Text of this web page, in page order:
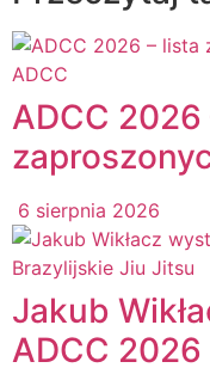
ADCC
ADCC 2026
6 sierpnia 2026
Brazylijskie Jiu Jitsu
Jakub
ADCC 2026